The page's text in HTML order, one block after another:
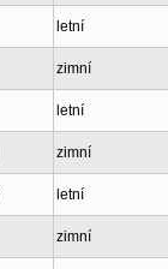
letní
zimní
letní
zimní
letní
zimní